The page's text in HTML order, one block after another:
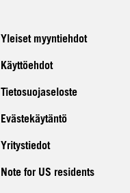
Yleiset myyntiehdot
Käyttöehdot
Tietosuojaseloste
Evästekäytäntö
Yritystiedot
Note for US residents